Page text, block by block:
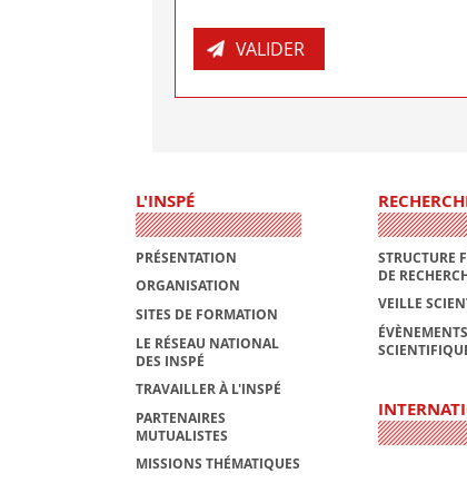
L'INSPÉ
PRÉSENTATION
ORGANISATION
SITES DE FORMATION
LE RÉSEAU NATIONAL
DES INSPÉ
TRAVAILLER À L'INSPÉ
PARTENAIRES
MUTUALISTES
MISSIONS THÉMATIQUES
STRUCTURE
DE
VEILLE
ÉVÈNEMENTS